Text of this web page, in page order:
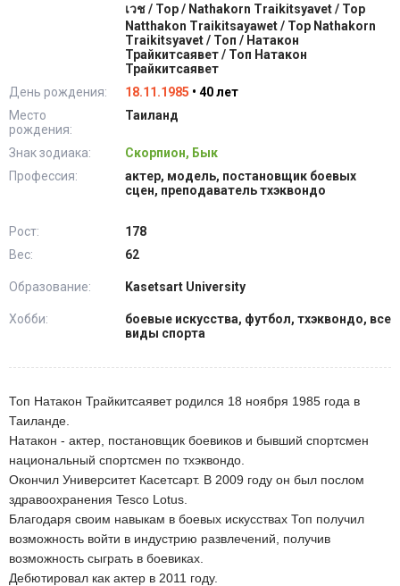
เวช / Top / Nathakorn Traikitsyavet / Top
Natthakon Traikitsayawet / Top Nathakorn
Traikitsyavet / Топ / Натакон
Трайкитсаявет / Топ Натакон
Трайкитсаявет
День рождения:
18.11.1985 • 40 лет
Место
рождения:
Таиланд
Знак зодиака:
Скорпион, Бык
Профессия:
актер, модель, постановщик боевых
сцен, преподаватель тхэквондо
Рост:
178
Вес:
62
Образование: Kasetsart University
Хобби:
боевые искусства, футбол, тхэквондо, все
виды спорта
Топ Натакон Трайкитсаявет родился 18 ноября 1985 года в
Таиланде.
Натакон - актер, постановщик боевиков и бывший спортсмен
национальный спортсмен по тхэквондо.
Окончил Университет Касетсарт. В 2009 году он был послом
здравоохранения Tesco Lotus.
Благодаря своим навыкам в боевых искусствах Топ получил
возможность войти в индустрию развлечений, получив
возможность сыграть в боевиках.
Дебютировал как актер в 2011 году.